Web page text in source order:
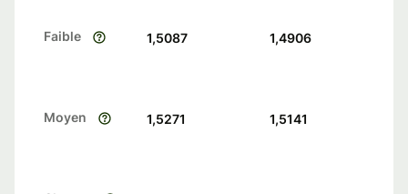
Faible 1,5087 1,4906
Moyen 1,5271 1,5141